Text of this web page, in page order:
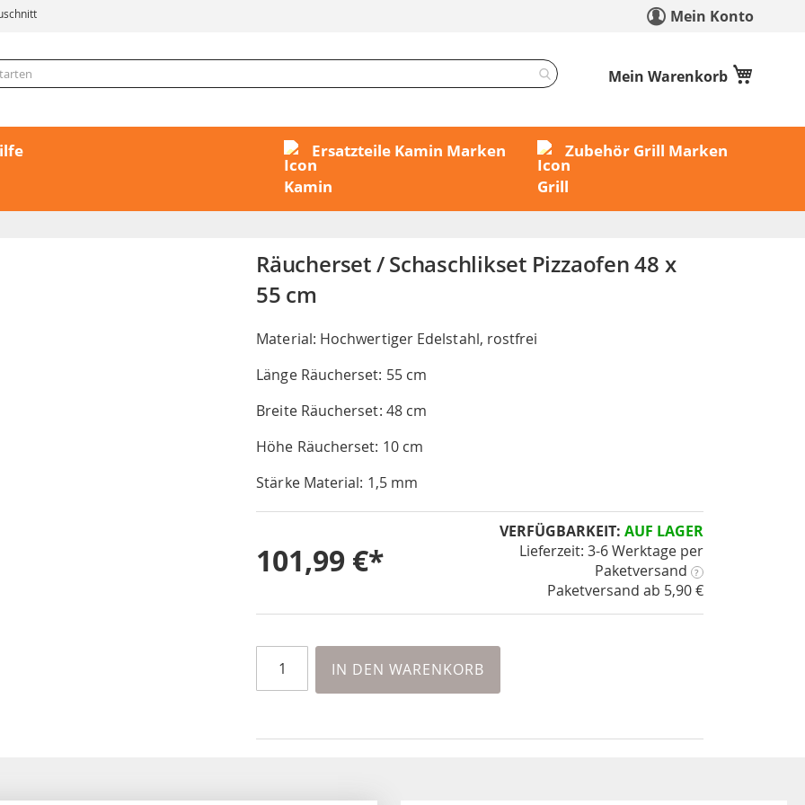
Mein Konto
Mein Warenkorb
Ersatzteile Kamin Marken Zubehör Grill Marken
Räucherset / Schaschlikset Pizzaofen 48 x
55 cm
Material: Hochwertiger Edelstahl, rostfrei
Länge Räucherset: 55 cm
Breite Räucherset: 48 cm
Höhe Räucherset: 10 cm
Stärke Material: 1,5 mm
VERFÜGBARKEIT: AUF LAGER
Lieferzeit: 3-6 Werktageper
Paketversand
?
Paketversand ab 5,90 €
101,99 €
IN DEN WARENKORB